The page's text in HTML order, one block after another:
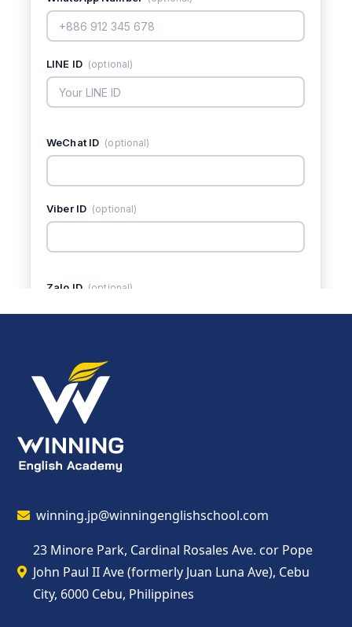
winning.jp@winningenglishschool.com
23 Minore Park, Cardinal Rosales Ave. cor Pope
John Paul II Ave (formerly Juan Luna Ave), Cebu
City, 6000 Cebu, Philippines